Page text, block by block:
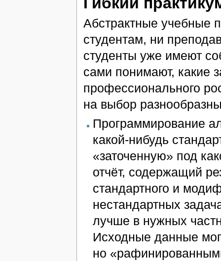
Абстрактные учебные
студентам, ни
студенты уже имеют
сами понимают, какие
профессионального
на выбор
Программирование
какой-нибудь
«заточенную» под
отчёт, содержащий
стандартного и
нестандартных
лучше в нужных
Исходные данные
но